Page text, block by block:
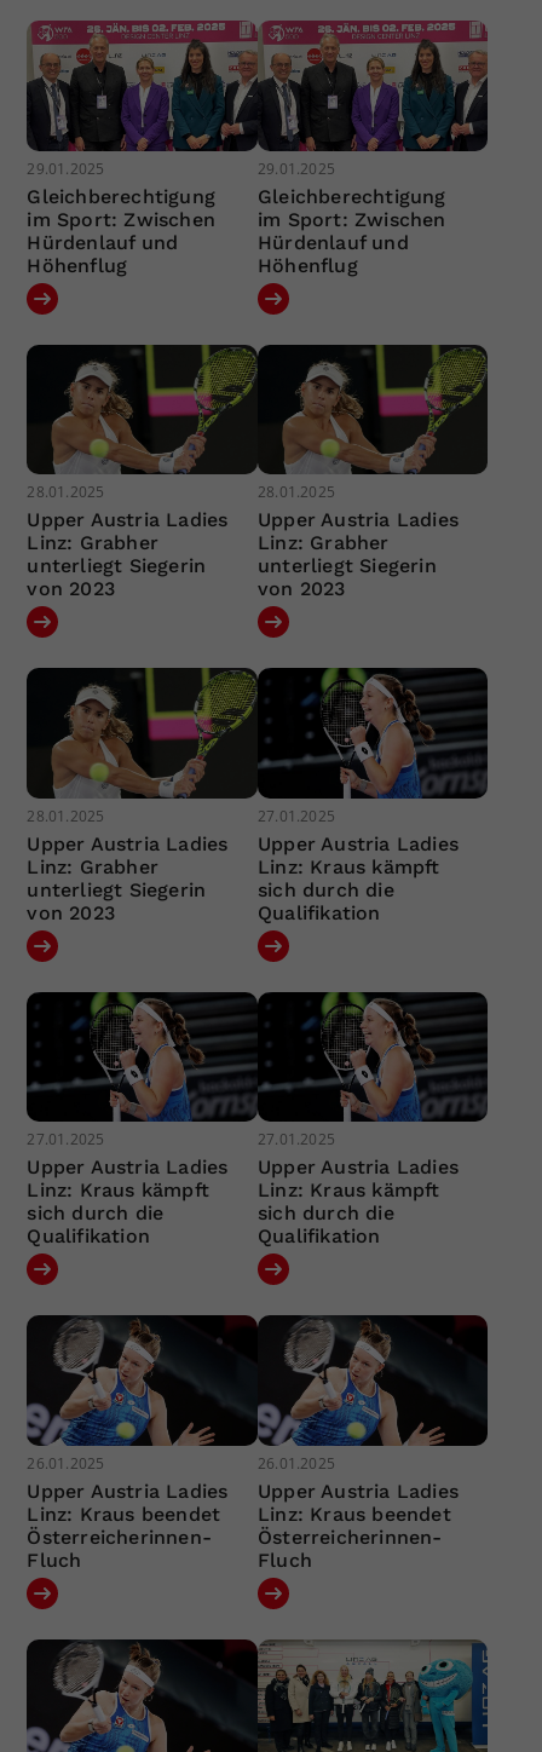
29.01.2025
Gleichberechtigung
im Sport: Zwischen
Hürdenlauf und
Höhenflug
29.01.2025
Gleichberechtigung
im Sport: Zwischen
Hürdenlauf und
Höhenflug
28.01.2025
Upper Austria Ladies
Linz: Grabher
unterliegt Siegerin
von 2023
28.01.2025
Upper Austria Ladies
Linz: Grabher
unterliegt Siegerin
von 2023
28.01.2025
Upper Austria Ladies
Linz: Grabher
unterliegt Siegerin
von 2023
27.01.2025
Upper Austria Ladies
Linz: Kraus kämpft
sich durch die
Qualifikation
27.01.2025
Upper Austria Ladies
Linz: Kraus kämpft
sich durch die
Qualifikation
27.01.2025
Upper Austria Ladies
Linz: Kraus kämpft
sich durch die
Qualifikation
26.01.2025
Upper Austria Ladies
Linz: Kraus beendet
Österreicherinnen-
Fluch
26.01.2025
Upper Austria Ladies
Linz: Kraus beendet
Österreicherinnen-
Fluch